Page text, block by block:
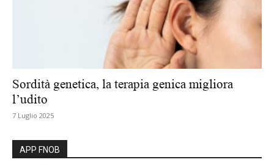
Sordità genetica, la terapia genica migliora
l’udito
7 Luglio 2025
APP FNOB